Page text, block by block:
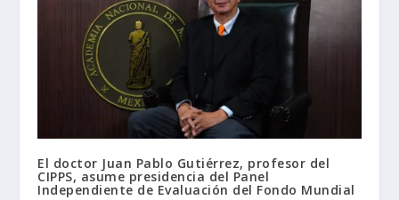
El doctor Juan Pablo Gutiérrez, profesor del
CIPPS, asume presidencia del Panel
Independiente de Evaluación del Fondo Mundial